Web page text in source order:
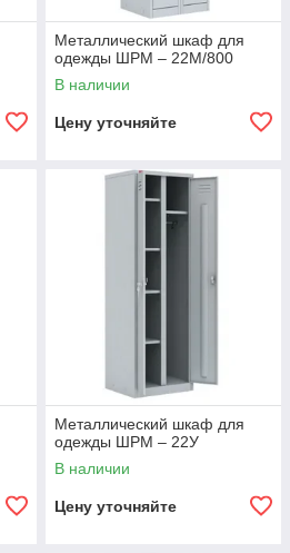
Металлический шкаф для
одежды ШРМ – 22М/800
В наличии
Цену уточняйте
Металлический шкаф для
одежды ШРМ – 22У
В наличии
Цену уточняйте